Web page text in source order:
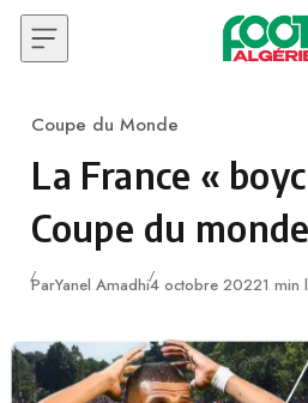
Skip to content
Category
Coupe du Monde
La France «
Coupe du
ParYanel AmadhiPublié
4 octobre 20221 min